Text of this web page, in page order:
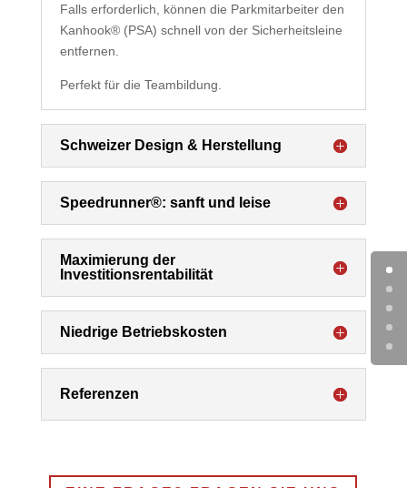
Falls erforderlich, können die Parkmitarbeiter den
Kanhook® (PSA) schnell von der Sicherheitsleine
entfernen.
Perfekt für die Teambildung.
Schweizer Design & Herstellung
Speedrunner®: sanft und leise
Maximierung der
Investitionsrentabilität
Niedrige Betriebskosten
Referenzen